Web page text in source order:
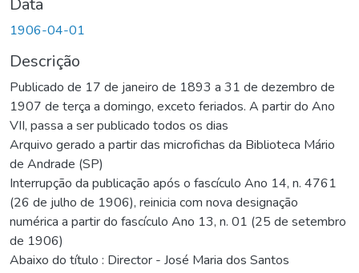
1906-04-01
Descrição
Publicado de 17 de janeiro de 1893 a 31 de dezembro de
1907 de terça a domingo, exceto feriados. A partir do Ano
VII, passa a ser publicado todos os dias
Arquivo gerado a partir das microfichas da Biblioteca Mário
de Andrade (SP)
Interrupção da publicação após o fascículo Ano 14, n. 4761
(26 de julho de 1906), reinicia com nova designação
numérica a partir do fascículo Ano 13, n. 01 (25 de setembro
de 1906)
Abaixo do título : Director - José Maria dos Santos